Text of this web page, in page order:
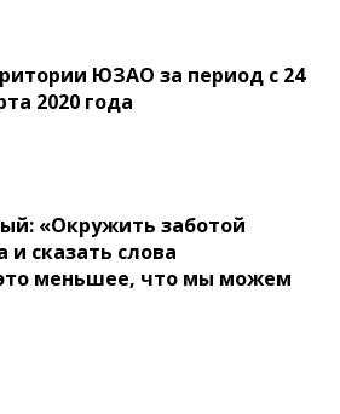
ЮЗАО за период с 24
2020 года
«Окружить заботой
и сказать слова
меньшее, что мы можем